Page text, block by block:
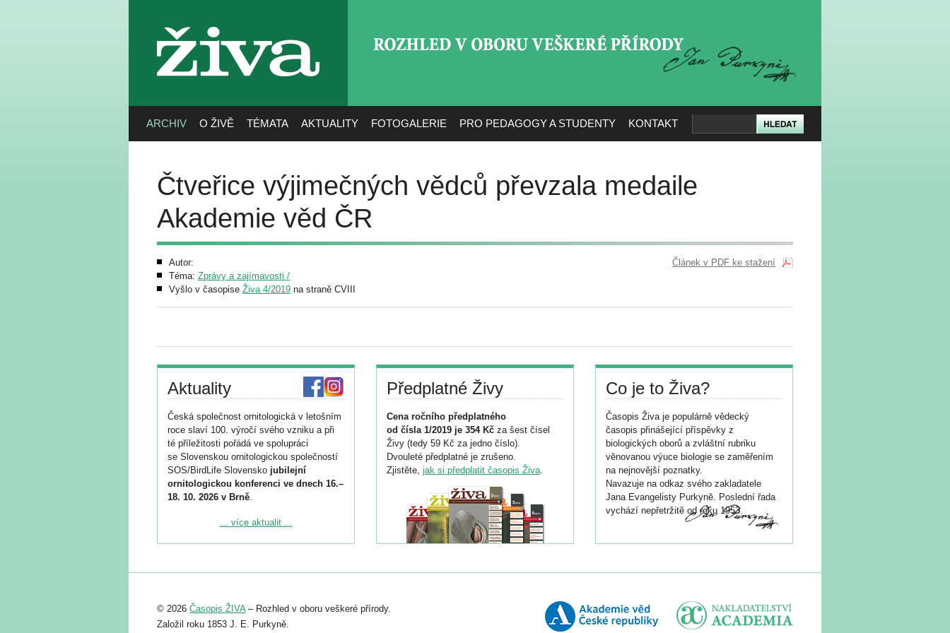
živa
ARCHIV O ŽIVĚ TÉMATA AKTUALITY FOTOGALERIE PRO PEDAGOGY A STUDENTY KONTAKT
Čtveřice výjimečných vědců převzala medaile
Akademie věd ČR
Autor:
Téma: Zprávy a zajímavosti /
Vyšlo v časopise Živa 4/2019 na straně CVIII
Článek v PDF ke stažení
Aktuality
Česká společnost ornitologická v letošním
roce slaví 100. výročí svého vzniku a při
té příležitosti pořádá ve spolupráci
se Slovenskou ornitologickou společností
SOS/BirdLife Slovensko jubilejní
ornitologickou konferenci ve dnech 16.–
18. 10. 2026 v Brně.
Podrobnější informace ke konferenci
Registrovat se můžete do 6. září.
abstraktu přihlášené přednášky nebo
posteru je už 30. června.
... více aktualit ...
Předplatné Živy
Cena ročního předplatného
od čísla 1/2019 je 354 Kč za šest čísel
Živy (tedy 59 Kč za jedno číslo).
Dvouleté předplatné je zrušeno.
Zjistěte, jak si předplatit časopis Živa.
Co je to Živa?
Časopis Živa je populárně vědecký
časopis přinášející příspěvky z
biologických oborů a zvláštní rubriku
věnovanou výuce biologie se zaměřením
na nejnovější poznatky.
Navazuje na odkaz svého zakladatele
Jana Evangelisty Purkyně. Poslední řada
vychází nepřetržitě od roku 1953.
© 2026 Časopis ŽIVA– Rozhled v oboru veškeré přírody.
Založil roku 1853 J. E. Purkyně.